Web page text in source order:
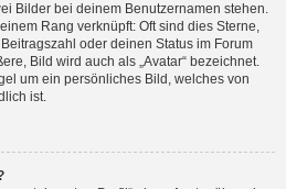
Bilder bei deinem Benutzernamen stehen.
Rang verknüpft: Oft sind dies Sterne,
oder deinen Status im Forum
Bild wird auch als „Avatar“ bezeichnet.
um ein persönliches Bild, welches von
ist.